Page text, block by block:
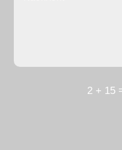
2 + 15